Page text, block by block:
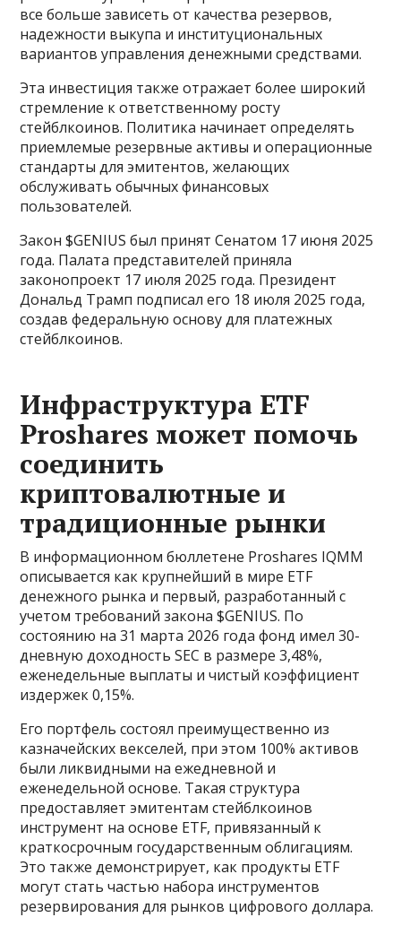
все больше зависеть от качества резервов,
надежности выкупа и институциональных
вариантов управления денежными средствами.
Эта инвестиция также отражает более широкий
стремление к ответственному росту
стейблкоинов. Политика начинает определять
приемлемые резервные активы и операционные
стандарты для эмитентов, желающих
обслуживать обычных финансовых
пользователей.
Закон $GENIUS был принят Сенатом 17 июня 2025
года. Палата представителей приняла
законопроект 17 июля 2025 года. Президент
Дональд Трамп подписал его 18 июля 2025 года,
создав федеральную основу для платежных
стейблкоинов.
Инфраструктура ETF
Proshares может помочь
соединить
криптовалютные и
традиционные рынки
В информационном бюллетене Proshares IQMM
описывается как крупнейший в мире ETF
денежного рынка и первый, разработанный с
учетом требований закона $GENIUS. По
состоянию на 31 марта 2026 года фонд имел 30-
дневную доходность SEC в размере 3,48%,
еженедельные выплаты и чистый коэффициент
издержек 0,15%.
Его портфель состоял преимущественно из
казначейских векселей, при этом 100% активов
были ликвидными на ежедневной и
еженедельной основе. Такая структура
предоставляет эмитентам стейблкоинов
инструмент на основе ETF, привязанный к
краткосрочным государственным облигациям.
Это также демонстрирует, как продукты ETF
могут стать частью набора инструментов
резервирования для рынков цифрового доллара.